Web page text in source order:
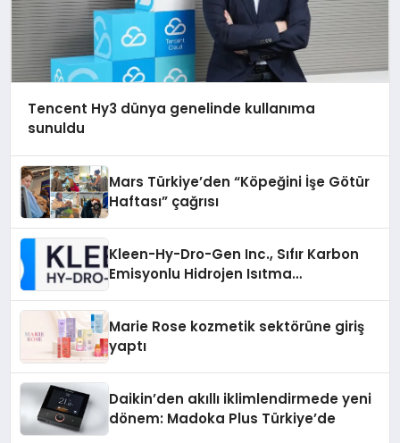
Tencent Hy3 dünya genelinde kullanıma
sunuldu
Mars Türkiye’den “Köpeğini İşe Götür
Haftası” çağrısı
Kleen-Hy-Dro-Gen Inc., Sıfır Karbon
Emisyonlu Hidrojen Isıtma
Marie Rose kozmetik sektörüne giriş
yaptı
Daikin’den akıllı iklimlendirmede yeni
dönem: Madoka Plus Türkiye’de